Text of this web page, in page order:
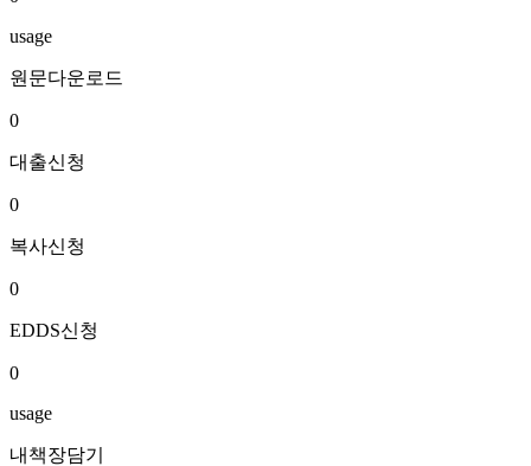
usage
원문다운로드
0
대출신청
0
복사신청
0
EDDS신청
0
usage
내책장담기